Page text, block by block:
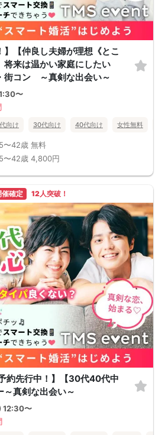
】【仲良し夫婦が理想《とこ
将来は温かい家庭にしたい
街コン ～真剣な出会い～
〜
向け 30代向け 40代向け 女性無料
〜42歳 無料
〜42歳 4,800円
催確定 12人突破！
約先行中！】【30代40代中
～真剣な出会い～
12:30〜